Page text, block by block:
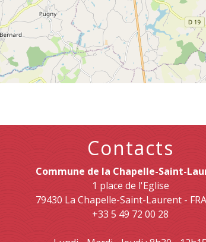
Contacts
Commune de la Chapelle-Saint-
1 place de l'Eglise
79430 La Chapelle-Saint-Laurent -
+33 5 49 72 00 28